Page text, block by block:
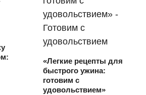
«Легкие рецепты для
быстрого ужина:
готовим с
удовольствием»